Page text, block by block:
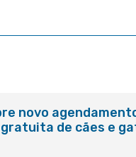
novo
de cães e